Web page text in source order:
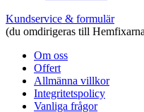
Kundservice & formulär
(du omdirigeras till
Om oss
Offert
Allmänna villkor
Integritetspolicy
Vanliga frågor